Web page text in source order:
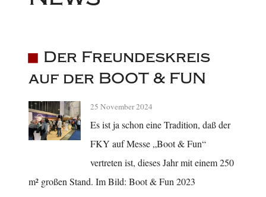
Der Freundeskreis
auf der BOOT & FUN
25 November 2024
Es ist ja schon eine Tradition, daß der
FKY auf Messe „Boot & Fun“
vertreten ist, dieses Jahr mit einem 250
m² großen Stand. Im Bild: Boot & Fun 2023